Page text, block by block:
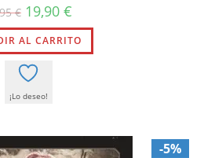
€ El
precio
original
era:
20,95 €.
19,90 €
actual
es:
19,90 €.
AL CARRITO
¡Lo deseo!
-5%